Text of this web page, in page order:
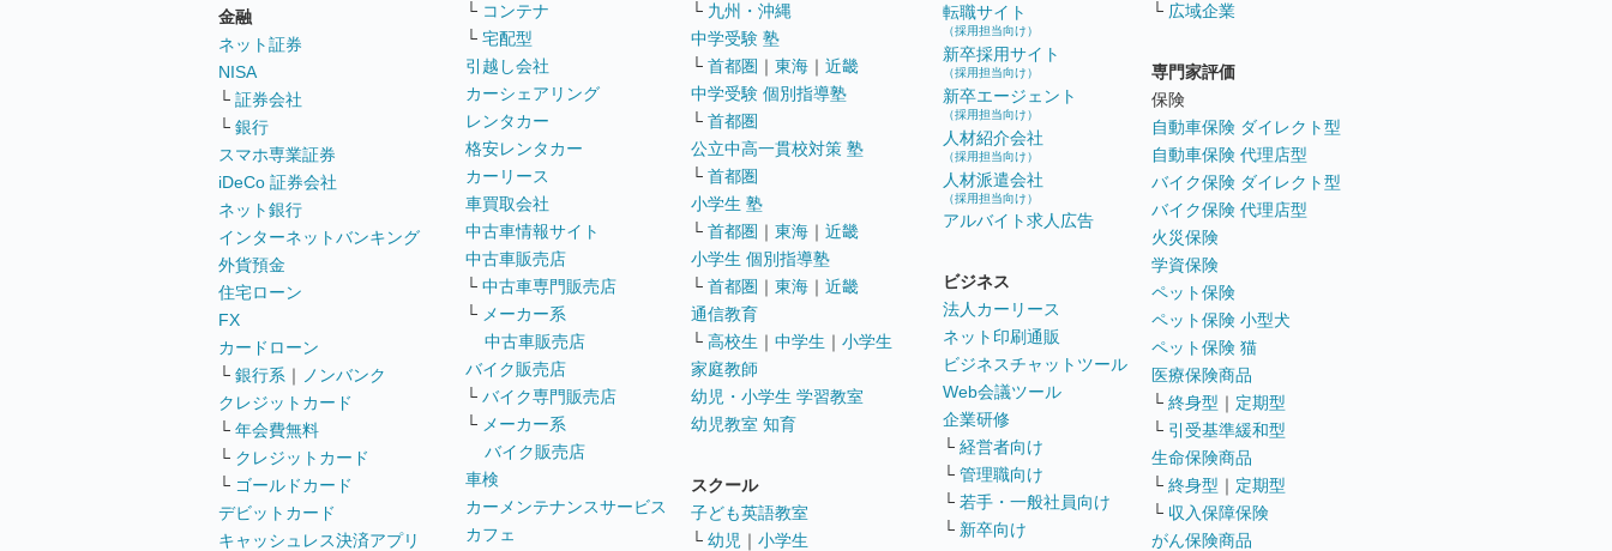
金融
ネット証券
NISA
└ 証券会社
└ 銀行
スマホ専業証券
iDeCo 証券会社
ネット銀行
インターネットバンキング
外貨預金
住宅ローン
FX
カードローン
└ 銀行系 ｜
ノンバンク
クレジットカード
└ 年会費無料
└ クレジットカード
└ ゴールドカード
デビットカード
キャッシュレス決済アプリ
└ コンテナ
└ 宅配型
引越し会社
カーシェアリング
レンタカー
格安レンタカー
カーリース
車買取会社
中古車情報サイト
中古車販売店
└ 中古車専門販売店
└ メーカー系
中古車販売店
バイク販売店
└ バイク専門販売店
└ メーカー系
バイク販売店
車検
カーメンテナンスサービス
カフェ
└ 九州・沖縄
中学受験 塾
└ 首都圏 ｜ 東海 ｜ 近畿
中学受験 個別指導塾
└ 首都圏
公立中高一貫校対策 塾
└ 首都圏
小学生 塾
└ 首都圏 ｜ 東海 ｜ 近畿
小学生 個別指導塾
└ 首都圏 ｜ 東海 ｜ 近畿
通信教育
└ 高校生 ｜ 中学生 ｜ 小学生
家庭教師
幼児・小学生 学習教室
幼児教室 知育
スクール
子ども英語教室
└ 幼児 ｜ 小学生
転職サイト
（採用担当向け）
新卒採用サイト
（採用担当向け）
新卒エージェント
（採用担当向け）
人材紹介会社
（採用担当向け）
人材派遣会社
（採用担当向け）
アルバイト求人広告
ビジネス
法人カーリース
ネット印刷通販
ビジネスチャットツール
Web会議ツール
企業研修
└ 経営者向け
└ 管理職向け
└ 若手・一般社員向け
└ 新卒向け
└ 広域企業
専門家評価
保険
自動車保険 ダイレクト型
自動車保険 代理店型
バイク保険 ダイレクト型
バイク保険 代理店型
火災保険
学資保険
ペット保険
ペット保険 小型犬
ペット保険 猫
医療保険商品
└ 終身型 ｜ 定期型
└ 引受基準緩和型
生命保険商品
└ 終身型 ｜ 定期型
└ 収入保障保険
がん保険商品